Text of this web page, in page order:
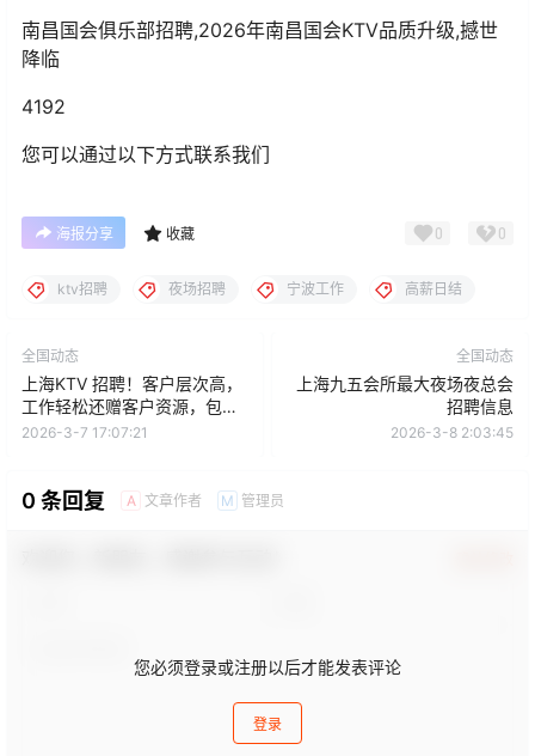
南昌国会俱乐部招聘,2026年南昌国会KTV品质升级,撼世
降临
4192
您可以通过以下方式联系我们
海报分享 收藏 0 0
ktv招聘 夜场招聘 宁波工作 高薪日结
全国动态
上海KTV 招聘！客户层次高，
工作轻松还赠客户资源，包住
宿帮你快速上岸
2026-3-7 17:07:21
全国动态
上海九五会所最大夜场夜总会
招聘信息
2026-3-8 2:03:45
0 条回复 A 文章作者 M 管理员
您必须登录或注册以后才能发表评论
登录